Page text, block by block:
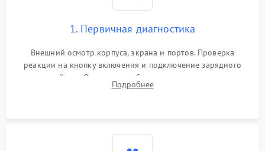
1. Первичная диагностика
Внешний осмотр корпуса, экрана и портов. Проверка
реакции на кнопку включения и подключение зарядного
устройства. Оценка потребления тока с помощью
лабораторного блока питания для локализации проблемы.
Подробнее